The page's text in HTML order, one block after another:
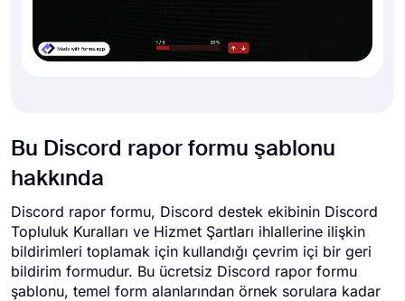
Bu Discord rapor formu şablonu
hakkında
Discord rapor formu, Discord destek ekibinin Discord
Topluluk Kuralları ve Hizmet Şartları ihlallerine ilişkin
bildirimleri toplamak için kullandığı çevrim içi bir geri
bildirim formudur. Bu ücretsiz Discord rapor formu
şablonu, temel form alanlarından örnek sorulara kadar